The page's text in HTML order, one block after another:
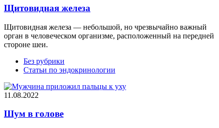
Щитовидная железа
Щитовидная железа — небольшой, но чрезвычайно важный
орган в человеческом организме, расположенный на передней
стороне шеи.
Без рубрики
Статьи по эндокринологии
11.08.2022
Шум в голове